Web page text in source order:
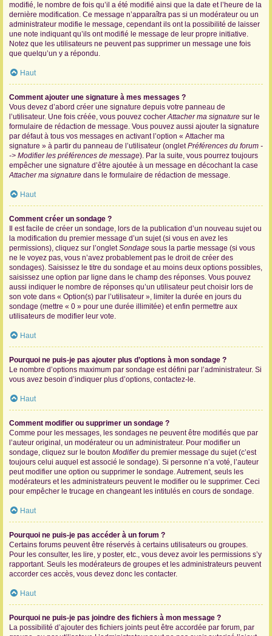
modifié, le nombre de fois qu’il a été modifié ainsi que la date et l’heure de la
dernière modification. Ce message n’apparaîtra pas si un modérateur ou un
administrateur modifie le message, cependant ils ont la possibilité de laisser
une note indiquant qu’ils ont modifié le message de leur propre initiative.
Notez que les utilisateurs ne peuvent pas supprimer un message une fois
que quelqu’un y a répondu.
Haut
Comment ajouter une signature à mes messages ?
Vous devez d’abord créer une signature depuis votre panneau de
l’utilisateur. Une fois créée, vous pouvez cocherAttacher ma signature sur le
formulaire de rédaction de message. Vous pouvez aussi ajouter la signature
par défaut à tous vos messages en activant l’option « Attacher ma
signature » à partir du panneau de l’utilisateur (ongletPréférences du forum -
-> Modifier les préférences de message). Par la suite, vous pourrez toujours
empêcher une signature d’être ajoutée à un message en décochant la case
Attacher ma signature dans le formulaire de rédaction de message.
Haut
Comment créer un sondage ?
Il est facile de créer un sondage, lors de la publication d’un nouveau sujet ou
la modification du premier message d’un sujet (si vous en avez les
permissions), cliquez sur l’ongletSondage sous la partie message (si vous
ne le voyez pas, vous n’avez probablement pas le droit de créer des
sondages). Saisissez le titre du sondage et au moins deux options possibles,
saisissez une option par ligne dans le champ des réponses. Vous pouvez
aussi indiquer le nombre de réponses qu’un utilisateur peut choisir lors de
son vote dans « Option(s) par l’utilisateur », limiter la durée en jours du
sondage (mettre « 0 » pour une durée illimitée) et enfin permettre aux
utilisateurs de modifier leur vote.
Haut
Pourquoi ne puis-je pas ajouter plus d’options à mon sondage ?
Le nombre d’options maximum par sondage est défini par l’administrateur. Si
vous avez besoin d’indiquer plus d’options, contactez-le.
Haut
Comment modifier ou supprimer un sondage ?
Comme pour les messages, les sondages ne peuvent être modifiés que par
l’auteur original, un modérateur ou un administrateur. Pour modifier un
sondage, cliquez sur le bouton Modifierdu premier message du sujet (c’est
toujours celui auquel est associé le sondage). Si personne n’a voté, l’auteur
peut modifier une option ou supprimer le sondage. Autrement, seuls les
modérateurs et les administrateurs peuvent le modifier ou le supprimer. Ceci
pour empêcher le trucage en changeant les intitulés en cours de sondage.
Haut
Pourquoi ne puis-je pas accéder à un forum ?
Certains forums peuvent être réservés à certains utilisateurs ou groupes.
Pour les consulter, les lire, y poster, etc., vous devez avoir les permissions s’y
rapportant. Seuls les modérateurs de groupes et les administrateurs peuvent
accorder ces accès, vous devez donc les contacter.
Haut
Pourquoi ne puis-je pas joindre des fichiers à mon message ?
La possibilité d’ajouter des fichiers joints peut être accordée par forum, par